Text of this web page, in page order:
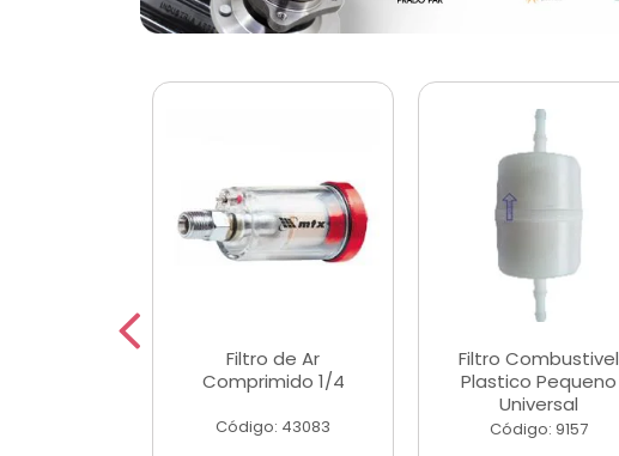
Filtro de Ar
Comprimido 1/4
Código: 43083
Filtro Combustivel
Plastico Pequeno
Universal
Código: 9157